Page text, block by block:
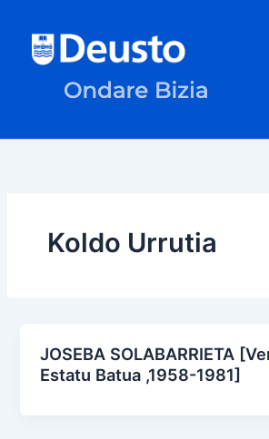
content
Koldo Urrutia
JOSEBA SOLABARRIETA
Estatu Batua ,1958-1981]